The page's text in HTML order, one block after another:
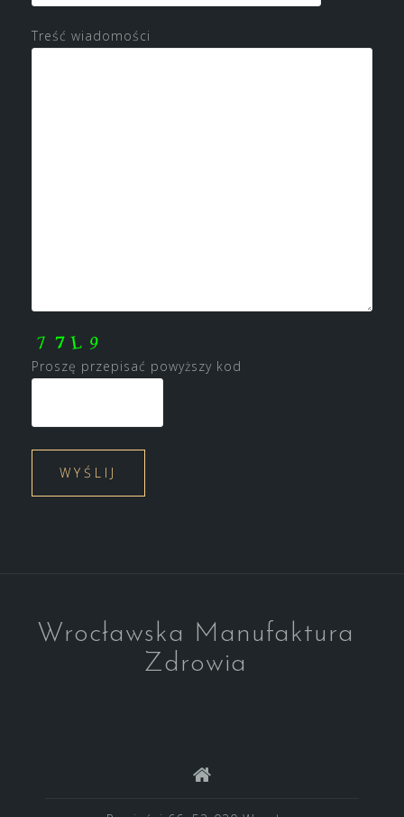
Treść wiadomości
Proszę przepisać powyższy kod
Wrocławska Manufaktura
Zdrowia